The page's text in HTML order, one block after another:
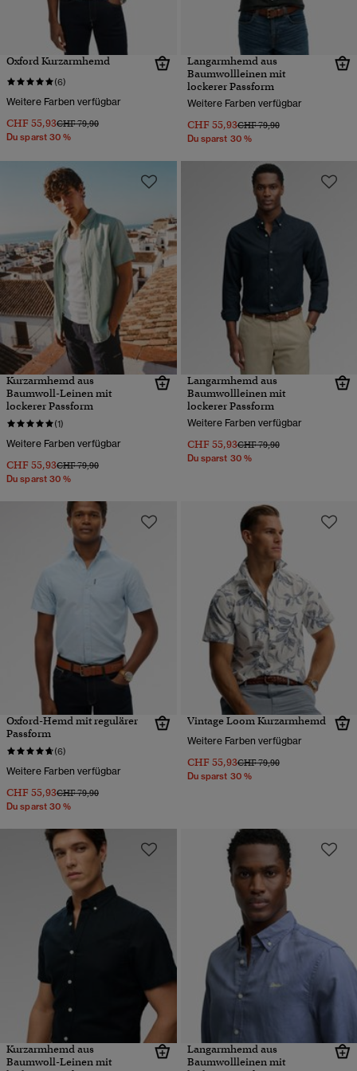
Oxford Kurzarmhemd
(6)
Weitere Farben verfügbar
CHF 55,93Preis wurde reduziert von
CHF 79,90bis
Du sparst 30 %
Langarmhemd aus
Baumwollleinen mit
lockerer Passform
Weitere Farben verfügbar
CHF 55,93Preis wurde reduziert von
CHF 79,90bis
Du sparst 30 %
Kurzarmhemd aus
Baumwoll-Leinen mit
lockerer Passform
(1)
Weitere Farben verfügbar
CHF 55,93Preis wurde reduziert von
CHF 79,90bis
Du sparst 30 %
Langarmhemd aus
Baumwollleinen mit
lockerer Passform
Weitere Farben verfügbar
CHF 55,93Preis wurde reduziert von
CHF 79,90bis
Du sparst 30 %
Oxford-Hemd mit regulärer
Passform
(6)
Weitere Farben verfügbar
CHF 55,93Preis wurde reduziert von
CHF 79,90bis
Du sparst 30 %
Vintage Loom Kurzarmhemd
Weitere Farben verfügbar
CHF 55,93Preis wurde reduziert von
CHF 79,90bis
Du sparst 30 %
Kurzarmhemd aus
Baumwoll-Leinen mit
Langarmhemd aus
Baumwollleinen mit